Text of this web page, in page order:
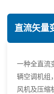
直流矢量
一种全直流
辆空调机组
风机及压缩